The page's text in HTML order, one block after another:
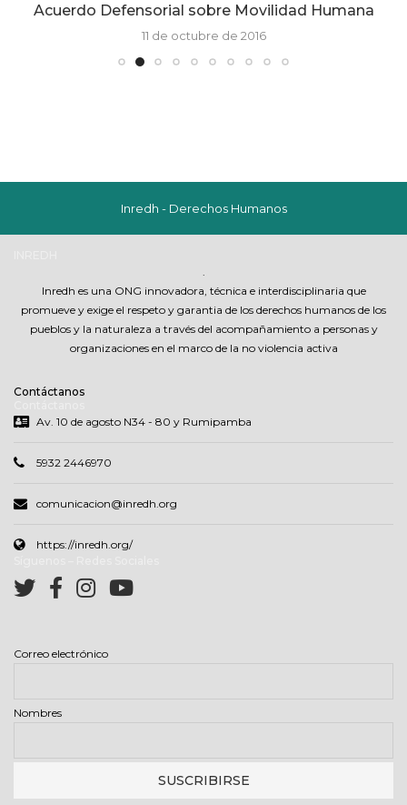
Acuerdo Defensorial sobre Movilidad Humana
11 de octubre de 2016
Inredh - Derechos Humanos
.
Inredh es una ONG innovadora, técnica e interdisciplinaria que
promueve y exige el respeto y garantia de los derechos humanos de los
pueblos y la naturaleza a través del acompañamiento a personas y
organizaciones en el marco de la no violencia activa
Contáctanos
Av. 10 de agosto N34 - 80 y Rumipamba
5932 2446970
comunicacion@inredh.org
https://inredh.org/
Correo electrónico
Nombres